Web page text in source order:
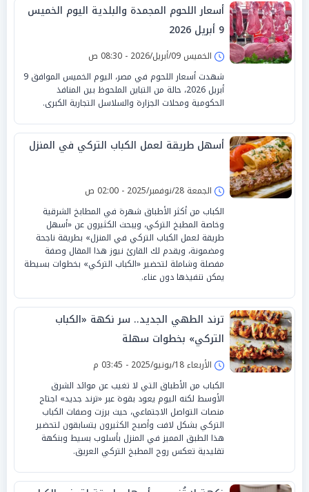
أسعار اللحوم المجمدة والبلدية اليوم الخميس
9 أبريل 2026
الخميس 09/أبريل/2026 - 08:30 ص
شهدت أسعار اللحوم في مصر، اليوم الخميس الموافق 9
أبريل 2026، حالة من التباين الملحوظ بين المنافذ
الحكومية ومحلات الجزارة والسلاسل التجارية الكبرى.
أسهل طريقة لعمل الكباب التركي في المنزل
الجمعة 28/نوفمبر/2025 - 02:00 ص
الكباب من أكثر الأطباق شهرة في المطابخ الشرقية
وخاصة المطبخ التركي، ويبحث الكثيرون عن «أسهل
طريقة لعمل الكباب التركي في المنزل» بطريقة ناجحة
ومضمونة، ويقدم لك القارئ نيوز هذا المقال وصفة
مفصلة وشاملة لتحضير «الكباب التركي» بخطوات بسيطة
يمكن تنفيذها دون عناء.
ترند الطهي الجديد.. سر نكهة «الكباب
التركي» بخطوات سهلة
الأربعاء 18/يونيو/2025 - 03:45 م
الكباب من الأطباق التي لا تغيب عن موائد الشرق
الأوسط لكنه اليوم يعود بقوة عبر «ترند جديد» اجتاح
منصات التواصل الاجتماعي، حيث برزت وصفات الكباب
التركي بشكل لافت وأصبح الكثيرون يتسابقون لتحضير
هذا الطبق المميز في المنزل بأسلوب بسيط وبنكهة
تقليدية تعكس روح المطبخ التركي العريق.